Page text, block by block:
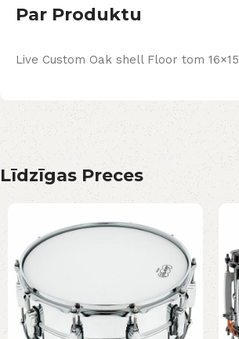
Par Produktu
Live Custom Oak shell Floor tom 16×15
Līdzīgas Preces